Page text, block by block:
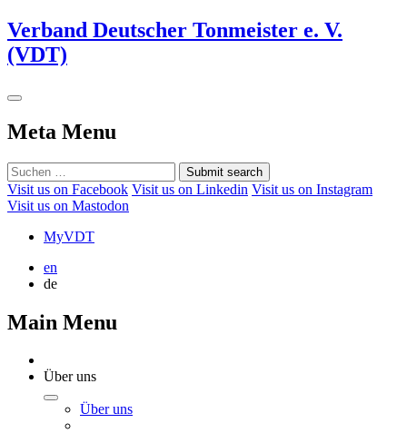
Verband Deutscher Tonmeister e. V.
(VDT)
Meta Menu
Submit search
Visit us on Facebook Visit us on Linkedin Visit us on Instagram
Visit us on Mastodon
MyVDT
en
de
Main Menu
Über uns
Über uns